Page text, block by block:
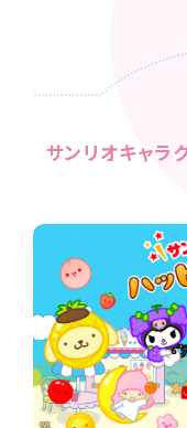
サンリオキャラ